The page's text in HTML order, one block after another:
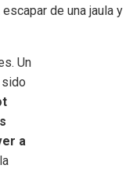
de una jaula y
Un
a